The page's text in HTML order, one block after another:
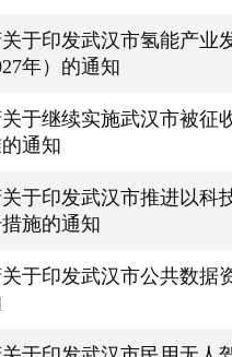
于印发武汉市氢能产业
年）的通知
于继续实施武汉市被征
通知
于印发武汉市推进以科
施的通知
于印发武汉市公共数据